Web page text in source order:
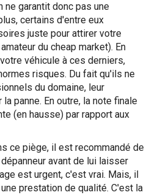
ne garantit donc pas une
certains d'entre eux
juste pour attirer votre
du cheap market). En
véhicule à ces derniers,
risques. Du fait qu'ils ne
du domaine, leur
panne. En outre, la note finale
(en hausse) par rapport aux
ce piège, il est recommandé de
avant de lui laisser
est urgent, c'est vrai. Mais, il
prestation de qualité. C'est la